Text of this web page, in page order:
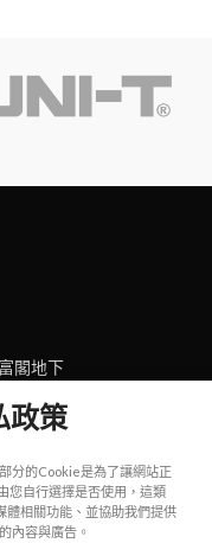
閣地下
策
分的Cookie是為了讓網站正
您自行選擇是否使用，這類
體相關功能、並協助我們提供
內容與廣告。